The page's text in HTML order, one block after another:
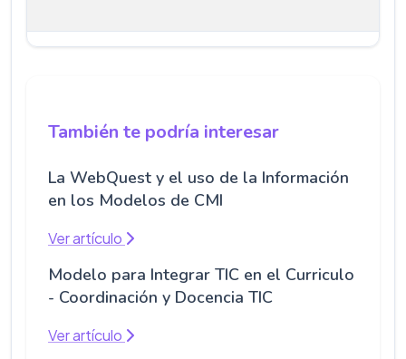
También te podría interesar
La WebQuest y el uso de la Información
en los Modelos de CMI
Ver artículo
Modelo para Integrar TIC en el Curriculo
- Coordinación y Docencia TIC
Ver artículo